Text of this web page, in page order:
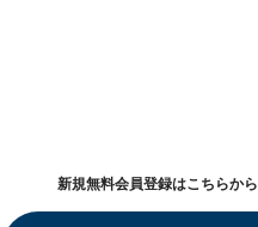
新規無料会員登録はこちらから